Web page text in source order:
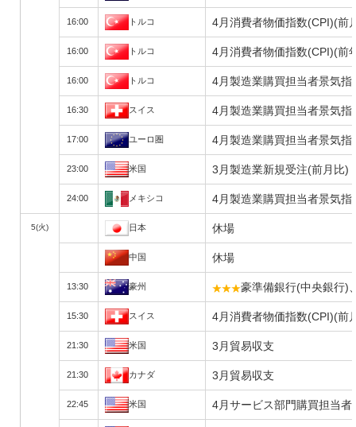
16:00 トルコ 4月消費者物価指数(CPI)(前
16:00 トルコ 4月消費者物価指数(CPI)(前
16:00 トルコ 4月製造業購買担当者景気
16:30 スイス 4月製造業購買担当者景気
17:00 ユーロ圏 4月製造業購買担当者景気
23:00 米国 3月製造業新規受注(前月比)
24:00 メキシコ 4月製造業購買担当者景気
5(火) 日本 休場
中国 休場
13:30 豪州 豪準備銀行(中央銀行)
15:30 スイス 4月消費者物価指数(CPI)(前
21:30 米国 3月貿易収支
21:30 カナダ 3月貿易収支
22:45 米国 4月サービス部門購買担当